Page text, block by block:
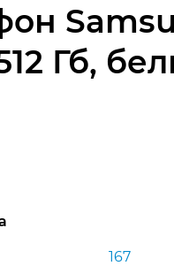
Гб,
167